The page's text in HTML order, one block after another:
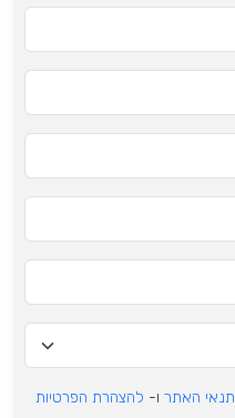
תנאי האתר ו- להצהרת הפרטיות